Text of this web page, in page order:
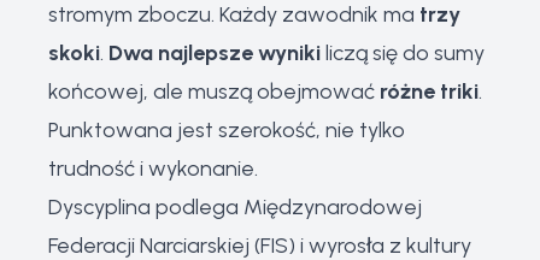
stromym zboczu. Każdy zawodnik ma trzy
skoki. Dwa najlepsze wynikiliczą się do sumy
końcowej, ale muszą obejmować różne triki.
Punktowana jest szerokość, nie tylko
trudność i wykonanie.
Dyscyplina podlega Międzynarodowej
Federacji Narciarskiej (FIS) i wyrosła z kultury